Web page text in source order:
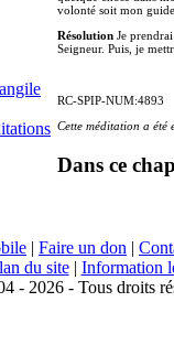
volonté soit mon
Résolution Je
Seigneur. Puis, je
RC-SPIP-NUM:4893
Cette méditation a été
Dans ce
| Faire un don |
du site| Information
- 2026 - Tous droits